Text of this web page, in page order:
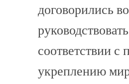
договорились
соответствии
укреплению